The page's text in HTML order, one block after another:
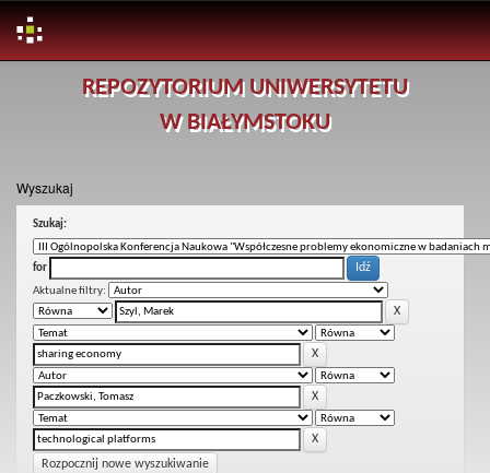
REPOZYTORIUM UNIWERSYTETU
W BIAŁYMSTOKU
Wyszukaj
Szukaj:
for
Aktualne filtry:
Rozpocznij nowe wyszukiwanie